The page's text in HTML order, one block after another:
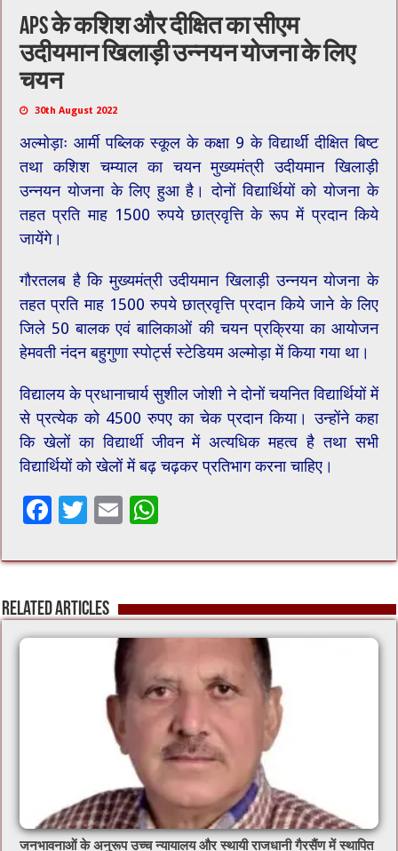
APS के कशिश और दीक्षित का सीएम
उदीयमान खिलाड़ी उन्नयन योजना के लिए
चयन
30th August 2022
अल्मोड़ाः आर्मी पब्लिक स्कूल के कक्षा 9 के विद्यार्थी दीक्षित बिष्ट
तथा कशिश चम्याल का चयन मुख्यमंत्री उदीयमान खिलाड़ी
उन्नयन योजना के लिए हुआ है। दोनों विद्यार्थियों को योजना के
तहत प्रति माह 1500 रुपये छात्रवृत्ति के रूप में प्रदान किये
जायेंगे।
गौरतलब है कि मुख्यमंत्री उदीयमान खिलाड़ी उन्नयन योजना के
तहत प्रति माह 1500 रुपये छात्रवृत्ति प्रदान किये जाने के लिए
जिले 50 बालक एवं बालिकाओं की चयन प्रक्रिया का आयोजन
हेमवती नंदन बहुगुणा स्पोर्ट्स स्टेडियम अल्मोड़ा में किया गया था।
विद्यालय के प्रधानाचार्य सुशील जोशी ने दोनों चयनित विद्यार्थियों में
से प्रत्येक को 4500 रुपए का चेक प्रदान किया। उन्होंने कहा
कि खेलों का विद्यार्थी जीवन में अत्यधिक महत्व है तथा सभी
विद्यार्थियों को खेलों में बढ़ चढ़कर प्रतिभाग करना चाहिए।
F
e
b
o
T
tt
er
E
ai
l
at
sA
p
Related Articles
जनभावनाओं के अनुरूप उच्च न्यायालय और स्थायी राजधानी गैरसैंण में स्थापित